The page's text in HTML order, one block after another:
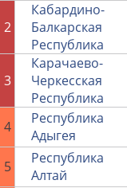
2
Кабардино-
Балкарская
Республика
3
Карачаево-
Черкесская
Республика
4
Республика
Адыгея
5
Республика
Алтай